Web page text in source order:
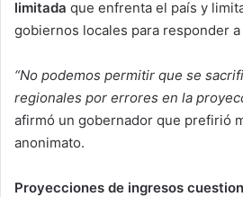
limitada que enfrenta el país y
gobiernos locales para responder
“No podemos permitir que se
regionales por errores en la
afirmó un gobernador que prefirió
anonimato.
Proyecciones de ingresos